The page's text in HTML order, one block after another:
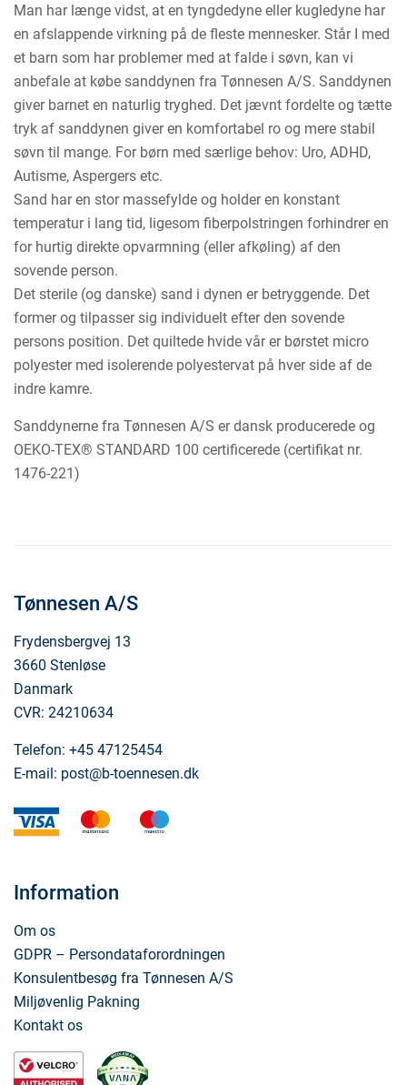
Man har længe vidst, at en tyngdedyne eller kugledyne har
en afslappende virkning på de fleste mennesker. Står I med
et barn som har problemer med at falde i søvn, kan vi
anbefale at købe sanddynen fra Tønnesen A/S. Sanddynen
giver barnet en naturlig tryghed. Det jævnt fordelte og tætte
tryk af sanddynen giver en komfortabel ro og mere stabil
søvn til mange. For børn med særlige behov: Uro, ADHD,
Autisme, Aspergers etc.
Sand har en stor massefylde og holder en konstant
temperatur i lang tid, ligesom fiberpolstringen forhindrer en
for hurtig direkte opvarmning (eller afkøling) af den
sovende person.
Det sterile (og danske) sand i dynen er betryggende. Det
former og tilpasser sig individuelt efter den sovende
persons position. Det quiltede hvide vår er børstet micro
polyester med isolerende polyestervat på hver side af de
indre kamre.
Sanddynerne fra Tønnesen A/S er dansk producerede og
OEKO-TEX® STANDARD 100 certificerede (certifikat nr.
1476-221)
Tønnesen A/S
Frydensbergvej 13
3660 Stenløse
Danmark
CVR: 24210634
Telefon: +45 47125454
E-mail: post@b-toennesen.dk
visa mastercard
Information
Om os
GDPR – Persondataforordningen
Konsulentbesøg fra Tønnesen A/S
Miljøvenlig Pakning
Kontakt os